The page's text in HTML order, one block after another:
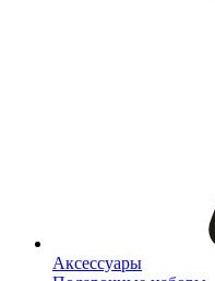
Аксессуары